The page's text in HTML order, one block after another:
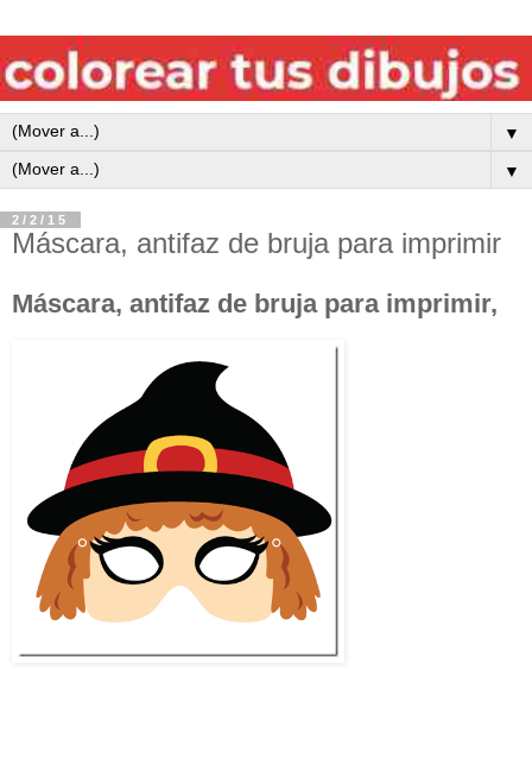
▼
▼
2/2/15
Máscara, antifaz de bruja para imprimir
Máscara, antifaz de bruja para imprimir,